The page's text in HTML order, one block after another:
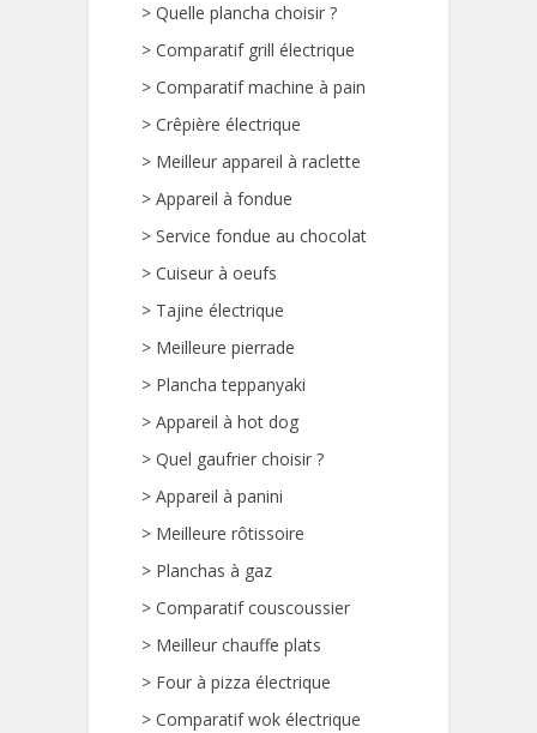
> Quelle plancha choisir ?
> Comparatif grill électrique
> Comparatif machine à pain
> Crêpière électrique
> Meilleur appareil à raclette
> Appareil à fondue
> Service fondue au chocolat
> Cuiseur à oeufs
> Tajine électrique
> Meilleure pierrade
> Plancha teppanyaki
> Appareil à hot dog
> Quel gaufrier choisir ?
> Appareil à panini
> Meilleure rôtissoire
> Planchas à gaz
> Comparatif couscoussier
> Meilleur chauffe plats
> Four à pizza électrique
> Comparatif wok électrique